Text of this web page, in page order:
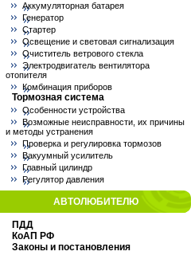
Аккумуляторная батарея
Генератор
Стартер
Освещение и световая сигнализация
Очиститель ветрового стекла
Электродвигатель вентилятора
отопителя
Комбинация приборов
Тормозная система
Особенности устройства
Возможные неисправности, их причины
и методы устранения
Проверка и регулировка тормозов
Вакуумный усилитель
Главный цилиндр
Регулятор давления
АВТОЛЮБИТЕЛЮ
ПДД
КоАП РФ
Законы и постановления